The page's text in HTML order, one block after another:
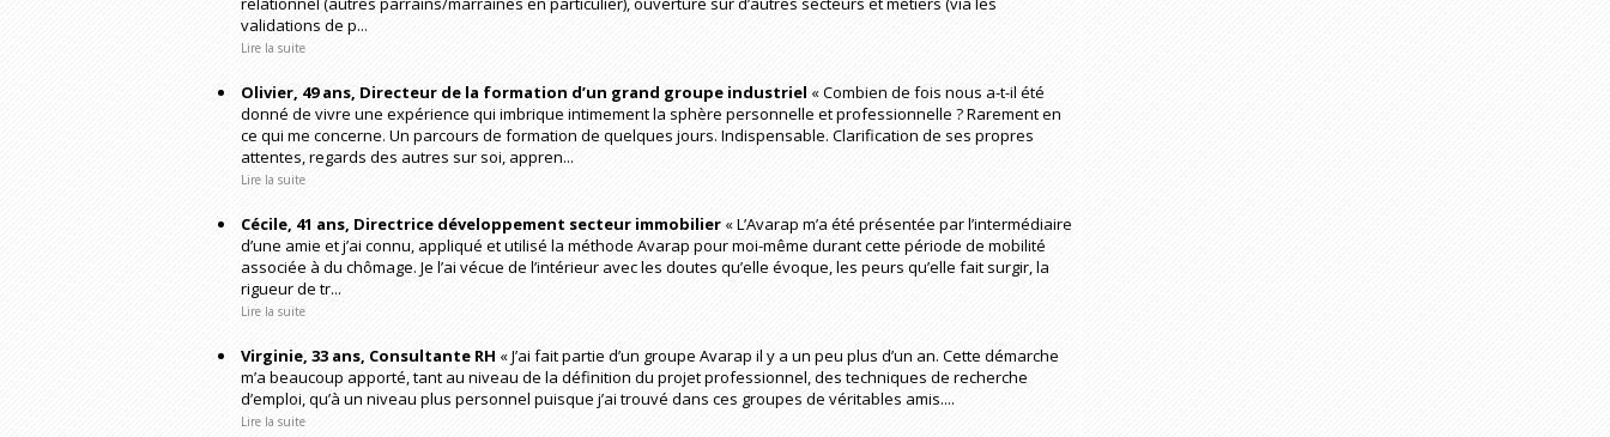
validations de p...
Lire la suite
Olivier, 49 ans, Directeur de la formation d’un grand groupe industriel « Combien de fois nous a-t-il été
donné de vivre une expérience qui imbrique intimement la sphère personnelle et professionnelle ? Rarement en
ce qui me concerne. Un parcours de formation de quelques jours. Indispensable. Clarification de ses propres
attentes, regards des autres sur soi, appren...
Lire la suite
Cécile, 41 ans, Directrice développement secteur immobilier « L’Avarap m’a été présentée par l’intermédiaire
d’une amie et j’ai connu, appliqué et utilisé la méthode Avarap pour moi-même durant cette période de mobilité
associée à du chômage. Je l’ai vécue de l’intérieur avec les doutes qu’elle évoque, les peurs qu’elle fait surgir, la
rigueur de tr...
Lire la suite
Virginie, 33 ans, Consultante RH « J’ai fait partie d’un groupe Avarap il y a un peu plus d’un an. Cette démarche
m’a beaucoup apporté, tant au niveau de la définition du projet professionnel, des techniques de recherche
d’emploi, qu’à un niveau plus personnel puisque j’ai trouvé dans ces groupes de véritables amis....
Lire la suite